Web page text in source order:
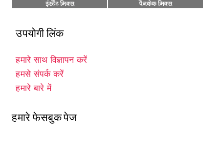
उपयोगी लिंक
हमारे साथ विज्ञापन करें
हमसे संपर्क करें
हमारे बारे में
हमारे फेसबुक पेज